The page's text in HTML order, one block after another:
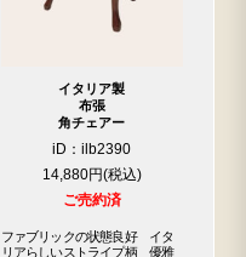
イタリア製
布張
角チェアー
iD：ilb2390
14,880円
ご売約済
ファブリックの状態良好　イタ
リアらしいストライプ柄　優雅